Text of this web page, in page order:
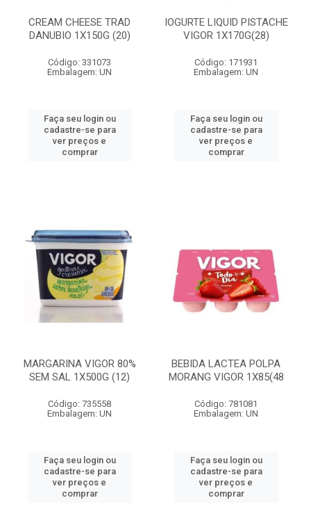
CREAM CHEESE TRAD
DANUBIO 1X150G (20)
Código: 331073
Embalagem: UN
Faça seu login ou
cadastre-se para
ver preços e
comprar
IOGURTE LIQUID PISTACHE
VIGOR 1X170G(28)
Código: 171931
Embalagem: UN
Faça seu login ou
cadastre-se para
ver preços e
comprar
MARGARINA VIGOR 80%
SEM SAL 1X500G (12)
Código: 735558
Embalagem: UN
Faça seu login ou
cadastre-se para
ver preços e
comprar
BEBIDA LACTEA POLPA
MORANG VIGOR 1X85(48
Código: 781081
Embalagem: UN
Faça seu login ou
cadastre-se para
ver preços e
comprar